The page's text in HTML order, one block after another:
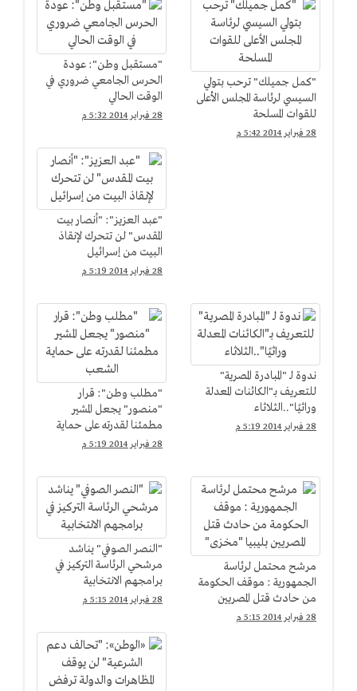
"كمل جميلك" ترحب بتولي
السيسي لرئاسة المجلس الأعلى
للقوات المسلحة
28 فبراير 2014 5:42 م
"مستقبل وطن": عودة
الحرس الجامعي ضروري في
الوقت الحالي
28 فبراير 2014 5:32 م
"عبد العزيز": "أنصار بيت
المقدس" لن تتحرك لإنقاذ
البيت من إسرائيل
28 فبراير 2014 5:19 م
ندوة لـ "المبادرة المصرية"
للتعريف بـ"الكائنات المعدلة
وراثيًا"..الثلاثاء
28 فبراير 2014 5:19 م
"مطلب وطن": قرار
"منصور" يجعل المشير
مطمئنا لقدرته على حماية
الشعب
28 فبراير 2014 5:19 م
مرشح محتمل لرئاسة
الجمهورية : موقف الحكومة
من حادث قتل المصريين
بليبيا "مخزى"
28 فبراير 2014 5:15 م
"النصر الصوفي" يناشد
مرشحي الرئاسة التركيز في
برامجهم الانتخابية
28 فبراير 2014 5:15 م